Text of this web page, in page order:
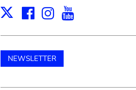
X Facebook
Instagram
NEWSLETTER